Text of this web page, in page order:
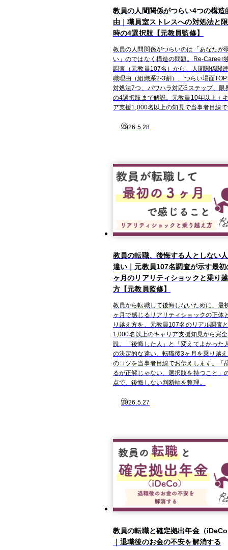
教員の人間関係がつらい4つの構造
由｜職員室ストレスへの対処法と
時の4選択肢【元教員監修】
教員の人間関係がつらいのは「あなたが
い」のではなく構造の問題。Re-Career
調査（元教員107名）から、人間関係関
職理由（組織系2-3割）、つらい場面
対処法7つ、パワハラ対応5ステップ、限
の4選択肢まで解説。元教員10年以上＋
ア支援1,000名以上の知見で当事者目線
2026.5.28
教員の転職、後悔する人としない
違い｜元教員107名調査が示す最初
ヶ月のリアリティショックと乗り
方【元教員監修】
教員から転職して後悔しないために、最
ヶ月で感じるリアリティショックの正体
り越え方を、元教員107名のリアル調査
1,000名以上のキャリア支援知見から完
説。「後悔した人」と「変えてよかった
の決定的な違い、転職後3ヶ月を乗り越
のコツを当事者目線でお伝えします。「
るが正解じゃない、選択肢を持つこと」
点で、後悔しない判断軸を整理。
2026.5.27
教員の転職と確定拠出年金（
｜退職後のお金の不安を解消する